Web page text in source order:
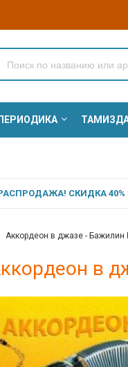
ПЕРИОДИКА
СКИДКА 40%
Аккордеон в джазе - Бажилин
в